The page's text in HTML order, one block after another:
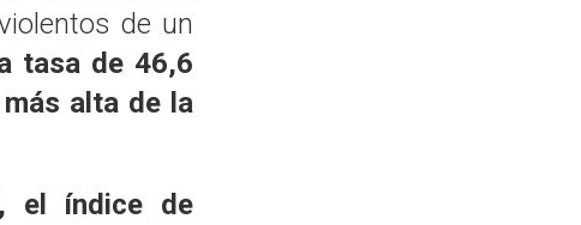
de un
tasa de 46,6
alta de la
el índice de